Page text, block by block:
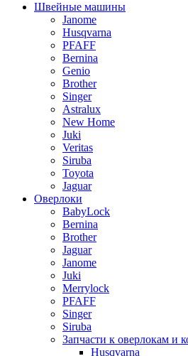
Швейные машины
Janome
Husqvarna
PFAFF
Bernina
Genio
Brother
Singer
Astralux
New Home
Juki
Veritas
Siruba
Toyota
Jaguar
Оверлоки
BabyLock
Bernina
Brother
Jaguar
Janome
Juki
Merrylock
PFAFF
Singer
Siruba
Запчасти к оверлокам и
Husqvarna